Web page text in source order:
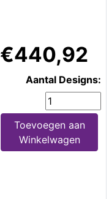
€440,92
Aantal Designs:
Toevoegen aan
Winkelwagen